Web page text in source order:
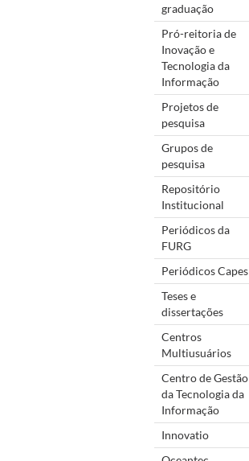
graduação
Pró-reitoria de
Inovação e
Tecnologia da
Informação
Projetos de
pesquisa
Grupos de
pesquisa
Repositório
Institucional
Periódicos da
FURG
Periódicos Capes
Teses e
dissertações
Centros
Multiusuários
Centro de Gestão
da Tecnologia da
Informação
Innovatio